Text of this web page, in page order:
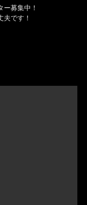
ー募集中！
です！